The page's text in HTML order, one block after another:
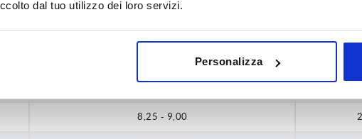
dal tuo utilizzo dei loro servizi.
Personalizza
6,00 - 6,75
8,25 - 9,00